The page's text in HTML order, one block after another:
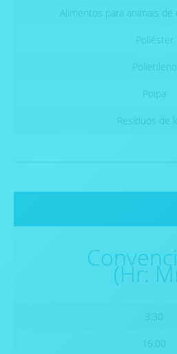
Alimentos para animais de
Poliéster
Polietileno
Polpa
Resíduos de
(Hr:
3:30
16:00